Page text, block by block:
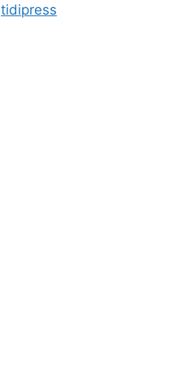
tidipress